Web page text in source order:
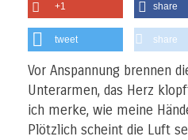
+1 share
tweet share
Vor Anspannung brennen
Unterarmen, das Herz
ich merke, wie meine
Plötzlich scheint die Luft